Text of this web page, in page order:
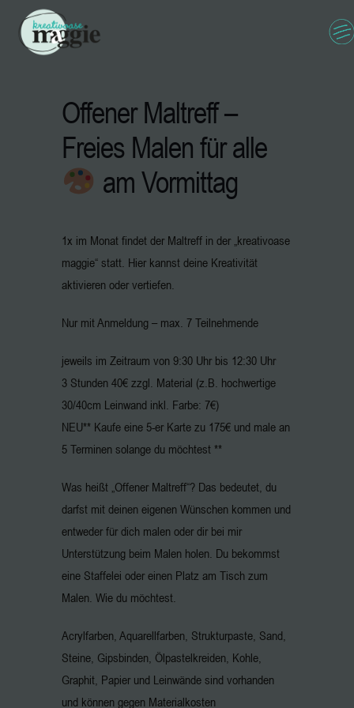
Offener Maltreff –
Freies Malen für alle
am Vormittag
1x im Monat findet der Maltreff in der „kreativoase
maggie“ statt. Hier kannst deine Kreativität
aktivieren oder vertiefen.
Nur mit Anmeldung – max. 7 Teilnehmende
jeweils im Zeitraum von 9:30 Uhr bis 12:30 Uhr
3 Stunden 40€ zzgl. Material (z.B. hochwertige
30/40cm Leinwand inkl. Farbe: 7€)
NEU** Kaufe eine 5-er Karte zu 175€ und male an
5 Terminen solange du möchtest **
Was heißt „Offener Maltreff“? Das bedeutet, du
darfst mit deinen eigenen Wünschen kommen und
entweder für dich malen oder dir bei mir
Unterstützung beim Malen holen. Du bekommst
eine Staffelei oder einen Platz am Tisch zum
Malen. Wie du möchtest.
Acrylfarben, Aquarellfarben, Strukturpaste, Sand,
Steine, Gipsbinden, Ölpastelkreiden, Kohle,
Graphit, Papier und Leinwände sind vorhanden
und können gegen Materialkosten